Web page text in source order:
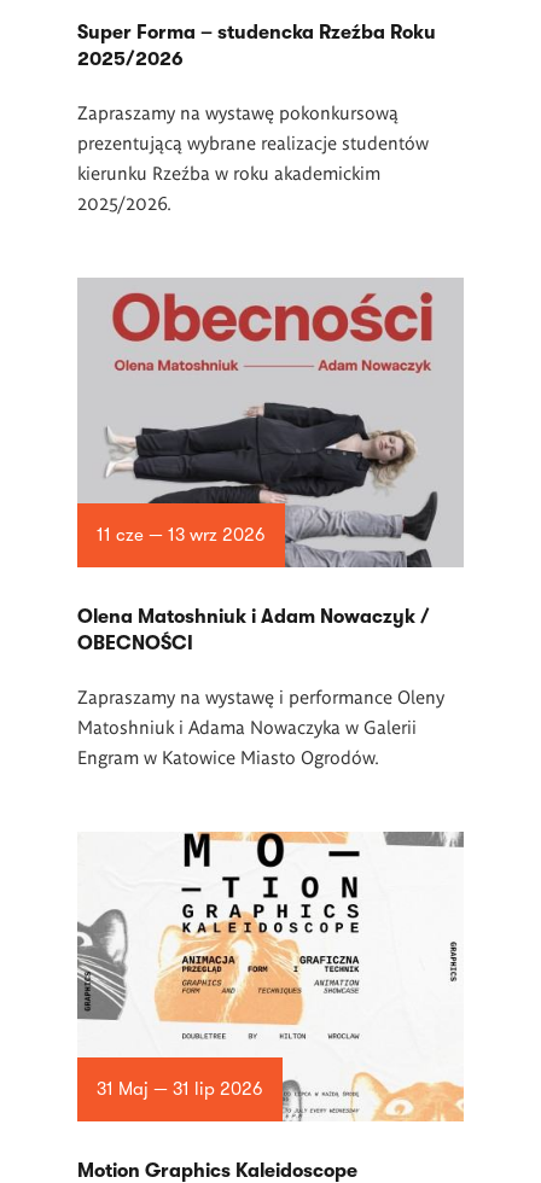
Super Forma – studencka Rzeźba Roku
2025/2026
Zapraszamy na wystawę pokonkursową
prezentującą wybrane realizacje studentów
kierunku Rzeźba w roku akademickim
2025/2026.
11 cze — 13 wrz 2026
Olena Matoshniuk i Adam Nowaczyk /
OBECNOŚCI
Zapraszamy na wystawę i performance Oleny
Matoshniuk i Adama Nowaczyka w Galerii
Engram w Katowice Miasto Ogrodów.
31 Maj — 31 lip 2026
Motion Graphics Kaleidoscope